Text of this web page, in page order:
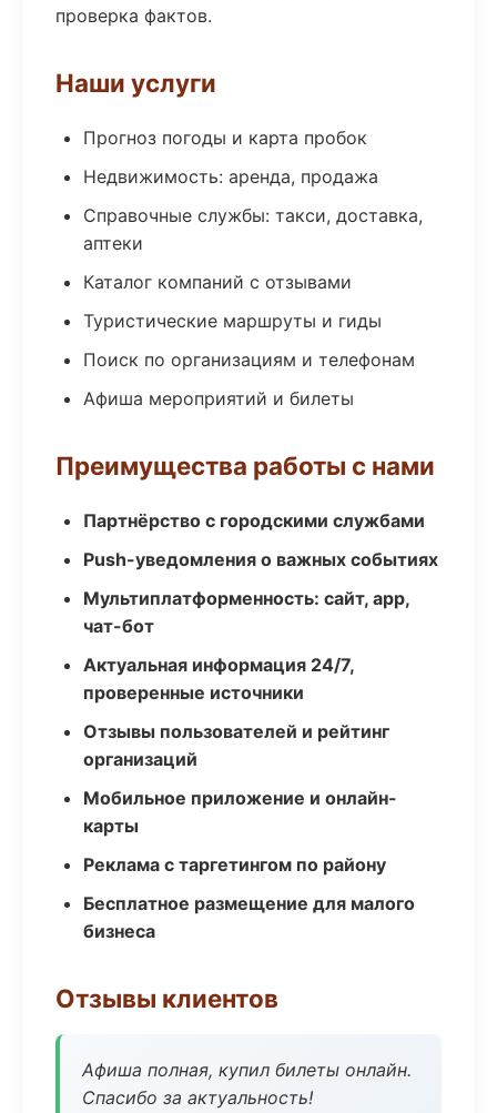
проверка фактов.
Наши услуги
Прогноз погоды и карта пробок
Недвижимость: аренда, продажа
Справочные службы: такси, доставка,
аптеки
Каталог компаний с отзывами
Туристические маршруты и гиды
Поиск по организациям и телефонам
Афиша мероприятий и билеты
Преимущества работы с нами
Партнёрство с городскими службами
Push-уведомления о важных событиях
Мультиплатформенность: сайт, app,
чат-бот
Актуальная информация 24/7,
проверенные источники
Отзывы пользователей и рейтинг
организаций
Мобильное приложение и онлайн-
карты
Реклама с таргетингом по району
Бесплатное размещение для малого
бизнеса
Отзывы клиентов
Афиша полная, купил билеты онлайн.
Спасибо за актуальность!